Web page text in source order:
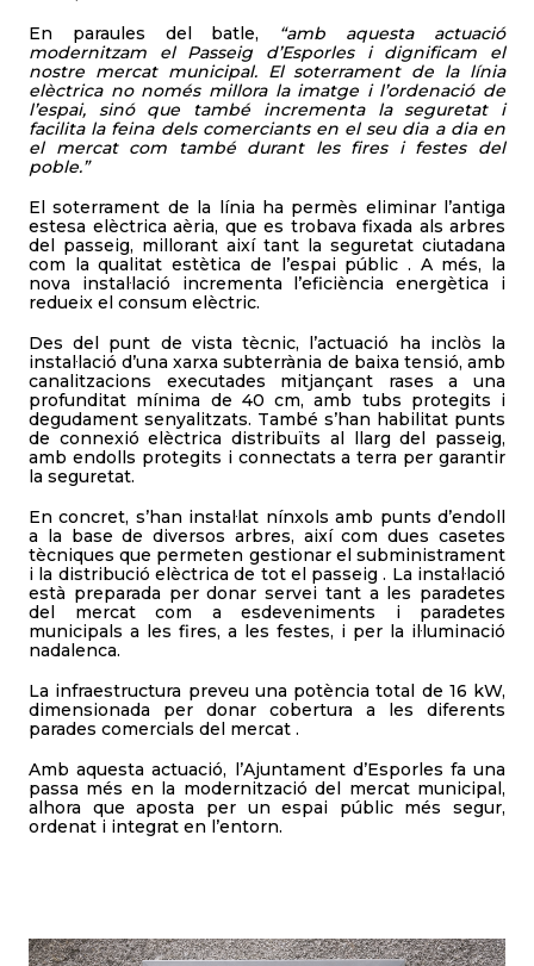
En paraules del batle, “amb aquesta actuació
modernitzam el Passeig d’Esporles i dignificam el
nostre mercat municipal. El soterrament de la línia
elèctrica no només millora la imatge i l’ordenació de
l’espai, sinó que també incrementa la seguretat i
facilita la feina dels comerciants en el seu dia a dia en
el mercat com també durant les fires i festes del
poble.”
El soterrament de la línia ha permès eliminar l’antiga
estesa elèctrica aèria, que es trobava fixada als arbres
del passeig, millorant així tant la seguretat ciutadana
com la qualitat estètica de l’espai públic . A més, la
nova instal·lació incrementa l’eficiència energètica i
redueix el consum elèctric.
Des del punt de vista tècnic, l’actuació ha inclòs la
instal·lació d’una xarxa subterrània de baixa tensió, amb
canalitzacions executades mitjançant rases a una
profunditat mínima de 40 cm, amb tubs protegits i
degudament senyalitzats. També s’han habilitat punts
de connexió elèctrica distribuïts al llarg del passeig,
amb endolls protegits i connectats a terra per garantir
la seguretat.
En concret, s’han instal·lat nínxols amb punts d’endoll
a la base de diversos arbres, així com dues casetes
tècniques que permeten gestionar el subministrament
i la distribució elèctrica de tot el passeig . La instal·lació
està preparada per donar servei tant a les paradetes
del mercat com a esdeveniments i paradetes
municipals a les fires, a les festes, i per la il·luminació
nadalenca.
La infraestructura preveu una potència total de 16 kW,
dimensionada per donar cobertura a les diferents
parades comercials del mercat .
Amb aquesta actuació, l’Ajuntament d’Esporles fa una
passa més en la modernització del mercat municipal,
alhora que aposta per un espai públic més segur,
ordenat i integrat en l’entorn.